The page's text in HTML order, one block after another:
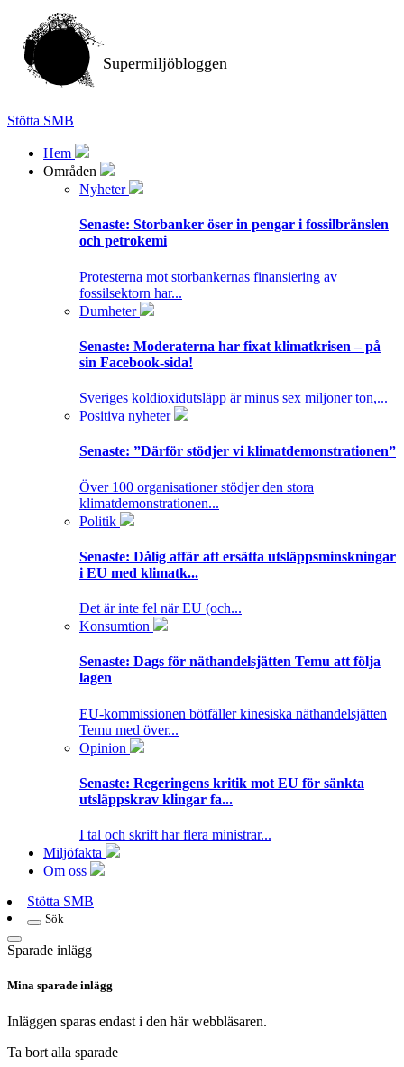
Supermiljöbloggen
Stötta SMB
Hem
Områden
Nyheter
Senaste: Storbanker öser in pengar i fossilbränslen
och petrokemi
Protesterna mot storbankernas finansiering av
fossilsektorn har...
Dumheter
Senaste: Moderaterna har fixat klimatkrisen – på
sin Facebook-sida!
Sveriges koldioxidutsläpp är minus sex miljoner ton,...
Positiva nyheter
Senaste: ”Därför stödjer vi klimatdemonstrationen”
Över 100 organisationer stödjer den stora
klimatdemonstrationen...
Politik
Senaste: Dålig affär att ersätta utsläppsminskningar
i EU med klimatk...
Det är inte fel när EU (och...
Konsumtion
Senaste: Dags för näthandelsjätten Temu att följa
lagen
EU-kommissionen bötfäller kinesiska näthandelsjätten
Temu med över...
Opinion
Senaste: Regeringens kritik mot EU för sänkta
utsläppskrav klingar fa...
I tal och skrift har flera ministrar...
Miljöfakta
Om oss
Stötta SMB
Sök
Sparade inlägg
Mina sparade inlägg
Inläggen sparas endast i den här webbläsaren.
Ta bort alla sparade